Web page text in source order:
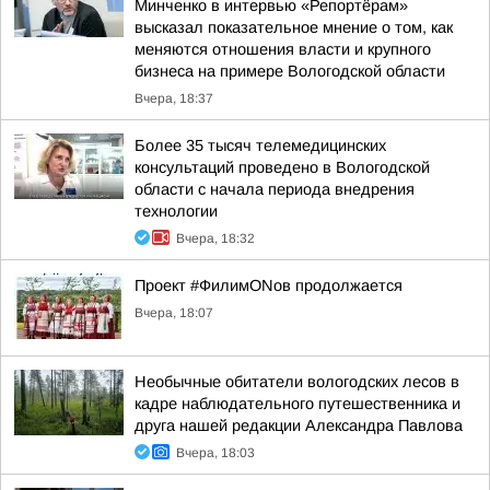
Минченко в интервью «Репортёрам»
высказал показательное мнение о том, как
меняются отношения власти и крупного
бизнеса на примере Вологодской области
Вчера, 18:37
Более 35 тысяч телемедицинских
консультаций проведено в Вологодской
области с начала периода внедрения
технологии
Вчера, 18:32
Проект #ФилимONов продолжается
Вчера, 18:07
Необычные обитатели вологодских лесов в
кадре наблюдательного путешественника и
друга нашей редакции Александра Павлова
Вчера, 18:03